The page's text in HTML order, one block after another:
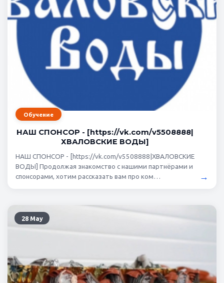
Обучение
НАШ СПОНСОР - [https://vk.com/v5508888|
ХВАЛОВСКИЕ ВОДЫ]
НАШ СПОНСОР - [https://vk.com/v5508888|ХВАЛОВСКИЕ
ВОДЫ] Продолжая знакомство с нашими партнёрами и
спонсорами, хотим рассказать вам про ком…
→
28 May